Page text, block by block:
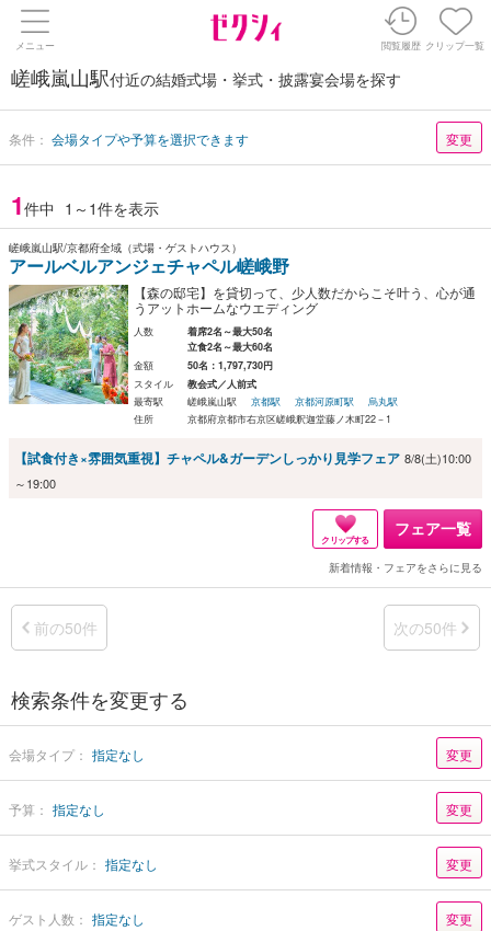
メニュー 閲覧履歴 クリップ一覧
嵯峨嵐山駅付近の結婚式場・挙式・披露宴会場を探す
条件： 会場タイプや予算を選択できます 変更
1件中 1～1件を表示
嵯峨嵐山駅/京都府全域（式場・ゲストハウス）
アールベルアンジェチャペル嵯峨野
【森の邸宅】を貸切って、少人数だからこそ叶う、心が通
うアットホームなウエディング
人数
着席2名～最大50名
立食2名～最大60名
金額
50名：1,797,730円
スタイル
教会式／人前式
最寄駅
嵯峨嵐山駅 京都駅 京都河原町駅
烏丸駅
住所
京都府京都市右京区嵯峨釈迦堂藤ノ木町22－1
【試食付き×雰囲気重視】チャペル&ガーデンしっかり見学フェア 8/8(土)10:00
～19:00
クリップする
フェア一覧
新着情報・フェアをさらに見る
前の50件 次の50件
検索条件を変更する
会場タイプ： 指定なし 変更
予算： 指定なし 変更
挙式スタイル： 指定なし 変更
ゲスト人数： 指定なし 変更